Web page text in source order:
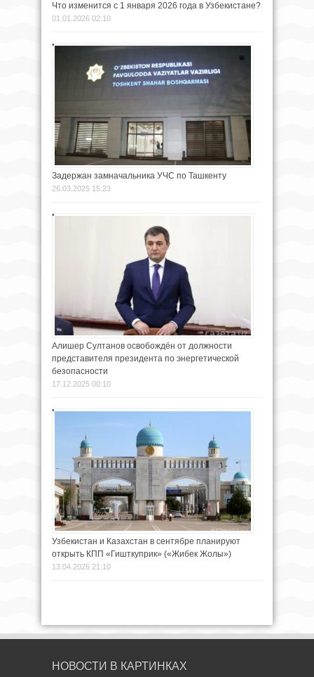
Что изменится с 1 января 2026 года в Узбекистане?
01.01.2026 02:10
Задержан замначальника УЧС по Ташкенту
26.03.2025 15:23
Алишер Султанов освобождён от должности
представителя президента по энергетической
безопасности
17.12.2025 00:10
Узбекистан и Казахстан в сентябре планируют
открыть КПП «Гишткуприк» («Жибек Жолы»)
13.04.2026 21:10
НОВОСТИ В КАРТИНКАХ